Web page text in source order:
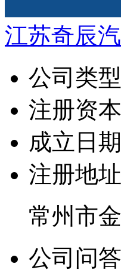
江苏奇辰
公司类型
注册资本
成立日期
注册地址
常州市
公司问答